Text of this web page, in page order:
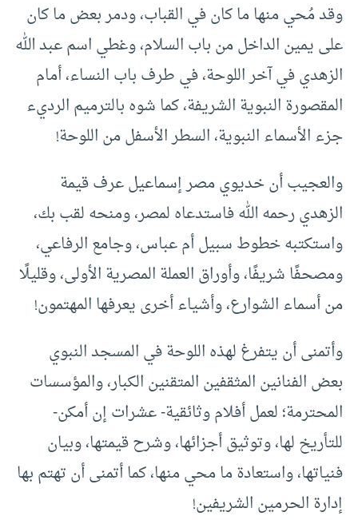
وقد مُحي منها ما كان في القباب، ودمر بعض ما كان
على يمين الداخل من باب السلام، وغطي اسم عبد الله
الزهدي في آخر اللوحة، في طرف باب النساء، أمام
المقصورة النبوية الشريفة، كما شوه بالترميم الرديء
جزء الأسماء النبوية، السطر الأسفل من اللوحة!
والعجيب أن خديوي مصر إسماعيل عرف قيمة
الزهدي رحمه الله فاستدعاه لمصر، ومنحه لقب بك،
واستكتبه خطوط سبيل أم عباس، وجامع الرفاعي،
ومصحفًا شريفًا، وأوراق العملة المصرية الأولى، وقليلًا
من أسماء الشوارع، وأشياء أخرى يعرفها المهتمون!
وأتمنى أن يتفرغ لهذه اللوحة في المسجد النبوي
بعض الفنانين المثقفين المتقنين الكبار، والمؤسسات
المحترمة؛ لعمل أفلام وثائقية- عشرات إن أمكن-
للتأريخ لها، وتوثيق أجزائها، وشرح قيمتها، وبيان
فنياتها، واستعادة ما محي منها، كما أتمنى أن تهتم بها
إدارة الحرمين الشريفين!